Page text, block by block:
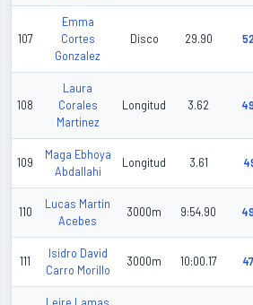
107
Emma
Cortes
Gonzalez
Disco 29.90
108
Laura
Corales
Martinez
Longitud 3.62
109
Maga Ebhoya
Abdallahi
Longitud 3.61
110
Lucas Martin
Acebes
3000m 9:54.90
111
Isidro David
Carro Morillo
3000m 10:00.17